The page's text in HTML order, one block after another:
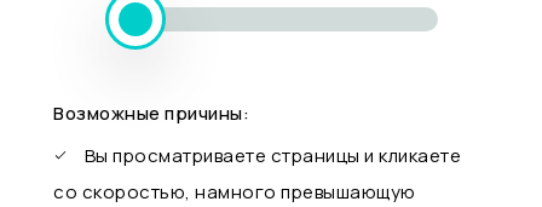
Возможные причины:
Вы просматриваете страницы и кликаете
со скоростью, намного превышающую